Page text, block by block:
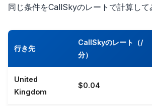
同じ条件をCallSkyのレートで計算して
行き先
CallSkyのレート（/
分）
United
Kingdom
$0.04